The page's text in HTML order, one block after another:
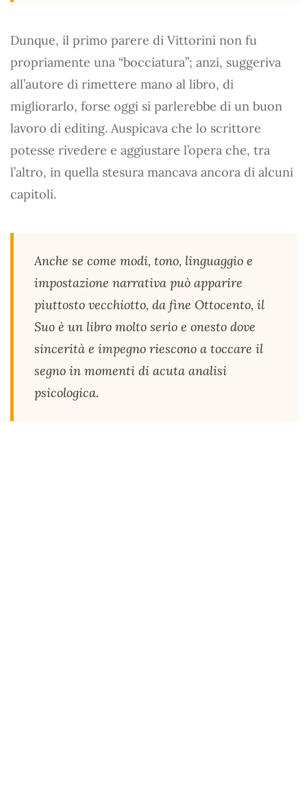
Dunque, il primo parere di Vittorini non fu
propriamente una “bocciatura”; anzi, suggeriva
all’autore di rimettere mano al libro, di
migliorarlo, forse oggi si parlerebbe di un buon
lavoro di editing. Auspicava che lo scrittore
potesse rivedere e aggiustare l’opera che, tra
l’altro, in quella stesura mancava ancora di alcuni
capitoli.
Anche se come modi, tono, linguaggio e
impostazione narrativa può apparire
piuttosto vecchiotto, da fine Ottocento, il
Suo è un libro molto serio e onesto dove
sincerità e impegno riescono a toccare il
segno in momenti di acuta analisi
psicologica.